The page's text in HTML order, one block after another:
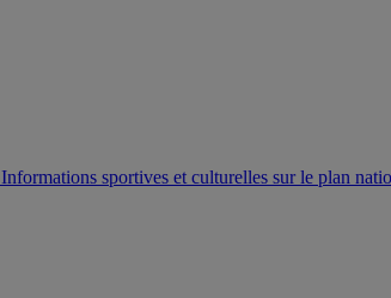
Informations sportives et culturelles sur le plan